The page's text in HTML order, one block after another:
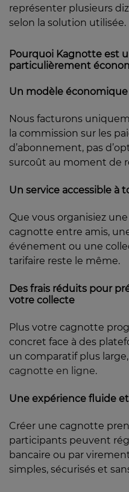
représenter plusieurs
selon la solution utilisée.
Pourquoi Kagnotte est
particulièrement
Un modèle
Nous facturons
la commission sur les
d’abonnement, pas
surcoût au moment de
Un service accessible à
Que vous organisiez
cagnotte entre amis,
événement ou une
tarifaire reste le même.
Des frais réduits pour
votre collecte
Plus votre cagnotte
concret face à des
un comparatif plus
cagnotte en ligne.
Une expérience fluide
Créer une cagnotte
participants peuvent
bancaire ou par
simples, sécurisés et